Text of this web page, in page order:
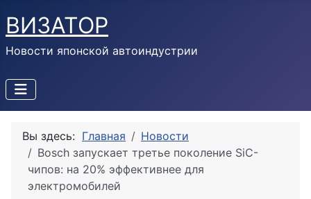
ВИЗАТОР
Новости японской автоиндустрии
Вы здесь: Главная
Новости
Bosch запускает третье поколение SiC-
чипов: на 20% эффективнее для
электромобилей